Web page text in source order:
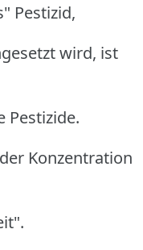
Pestizid,
wird, ist
Pestizide.
Konzentration